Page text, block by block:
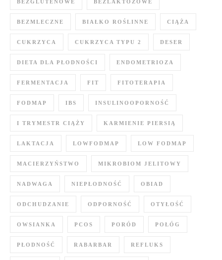
BEZGLUTENOWE BEZLAKTOZOWE
BEZMLECZNE BIAŁKO ROŚLINNE CIĄŻA
CUKRZYCA CUKRZYCA TYPU 2 DESER
DIETA DLA PŁODNOŚCI ENDOMETRIOZA
FERMENTACJA FIT FITOTERAPIA
FODMAP IBS INSULINOOPORNOŚĆ
I TRYMESTR CIĄŻY KARMIENIE PIERSIĄ
LAKTACJA LOWFODMAP LOW FODMAP
MACIERZYŃSTWO MIKROBIOM JELITOWY
NADWAGA NIEPŁODNOŚĆ OBIAD
ODCHUDZANIE ODPORNOŚĆ OTYŁOŚĆ
OWSIANKA PCOS PORÓD POŁÓG
PŁODNOŚĆ RABARBAR REFLUKS